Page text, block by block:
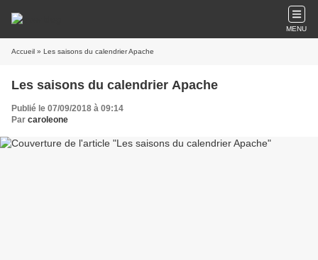
MENU
Accueil » Les saisons du calendrier Apache
Les saisons du calendrier Apache
Publié le 07/09/2018 à 09:14
Par caroleone